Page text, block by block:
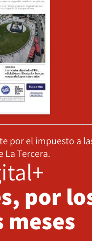
por el impuesto a
La Tercera.
por